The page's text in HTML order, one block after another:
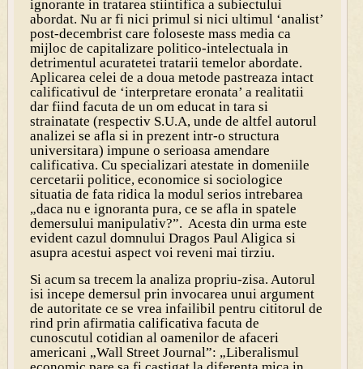
ignorante in tratarea stiintifica a subiectului
abordat. Nu ar fi nici primul si nici ultimul ‘analist’
post-decembrist care foloseste mass media ca
mijloc de capitalizare politico-intelectuala in
detrimentul acuratetei tratarii temelor abordate.
Aplicarea celei de a doua metode pastreaza intact
calificativul de ‘interpretare eronata’ a realitatii
dar fiind facuta de un om educat in tara si
strainatate (respectiv S.U.A, unde de altfel autorul
analizei se afla si in prezent intr-o structura
universitara) impune o serioasa amendare
calificativa. Cu specializari atestate in domeniile
cercetarii politice, economice si sociologice
situatia de fata ridica la modul serios intrebarea
„daca nu e ignoranta pura, ce se afla in spatele
demersului manipulativ?”. Acesta din urma este
evident cazul domnului Dragos Paul Aligica si
asupra acestui aspect voi reveni mai tirziu.
Si acum sa trecem la analiza propriu-zisa. Autorul
isi incepe demersul prin invocarea unui argument
de autoritate ce se vrea infailibil pentru cititorul de
rind prin afirmatia calificativa facuta de
cunoscutul cotidian al oamenilor de afaceri
americani „Wall Street Journal”: „Liberalismul